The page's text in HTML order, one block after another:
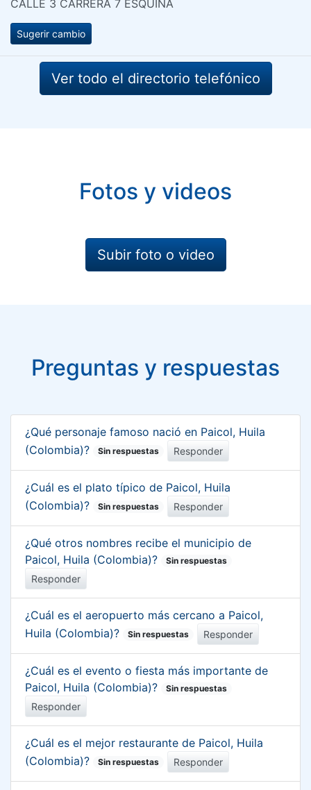
CALLE 3 CARRERA 7 ESQUINA
Sugerir cambio
Ver todo el directorio telefónico
Fotos y videos
Subir foto o video
Preguntas y respuestas
¿Qué personaje famoso nació en Paicol, Huila
(Colombia)?
Sin respuestas Responder
¿Cuál es el plato típico de Paicol, Huila
(Colombia)?
Sin respuestas Responder
¿Qué otros nombres recibe el municipio de
Paicol, Huila (Colombia)?
Sin respuestas
Responder
¿Cuál es el aeropuerto más cercano a Paicol,
Huila (Colombia)?
Sin respuestas Responder
¿Cuál es el evento o fiesta más importante de
Paicol, Huila (Colombia)?
Sin respuestas
Responder
¿Cuál es el mejor restaurante de Paicol, Huila
(Colombia)?
Sin respuestas Responder